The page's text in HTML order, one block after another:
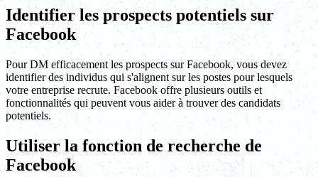
Identifier les prospects potentiels sur
Facebook
Pour DM efficacement les prospects sur Facebook, vous devez
identifier des individus qui s'alignent sur les postes pour lesquels
votre entreprise recrute. Facebook offre plusieurs outils et
fonctionnalités qui peuvent vous aider à trouver des candidats
potentiels.
Utiliser la fonction de recherche de
Facebook